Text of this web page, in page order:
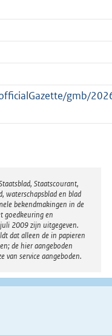
gmb/
Staatscourant,
waterschapsblad en blad
bekendmakingen in de
goedkeuring en
2009 zijn uitgegeven.
dat alleen de in papieren
de hier aangeboden
van service aangeboden.